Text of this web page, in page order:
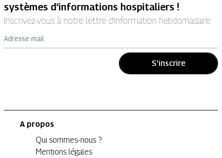
systèmes d’informations hospitaliers !
Inscrivez-vous à notre lettre d’information hebdomadaire.
Adresse mail
S'inscrire
A propos
Qui sommes-nous ?
Mentions légales